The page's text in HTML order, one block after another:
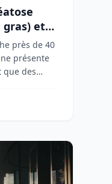
gras) et
près de 40
présente
que des